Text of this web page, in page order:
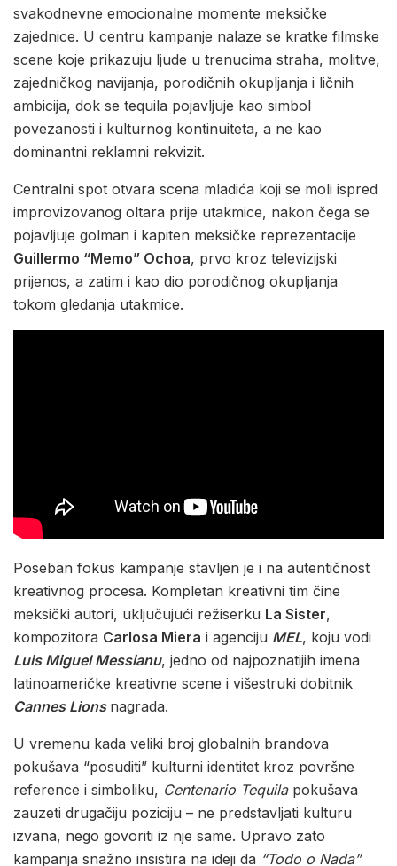
svakodnevne emocionalne momente meksičke
zajednice. U centru kampanje nalaze se kratke filmske
scene koje prikazuju ljude u trenucima straha, molitve,
zajedničkog navijanja, porodičnih okupljanja i ličnih
ambicija, dok se tequila pojavljuje kao simbol
povezanosti i kulturnog kontinuiteta, a ne kao
dominantni reklamni rekvizit.
Centralni spot otvara scena mladića koji se moli ispred
improvizovanog oltara prije utakmice, nakon čega se
pojavljuje golman i kapiten meksičke reprezentacije
Guillermo “Memo” Ochoa, prvo kroz televizijski
prijenos, a zatim i kao dio porodičnog okupljanja
tokom gledanja utakmice.
Poseban fokus kampanje stavljen je i na autentičnost
kreativnog procesa. Kompletan kreativni tim čine
meksički autori, uključujući režiserku La Sister,
kompozitora Carlosa Miera i agenciju MEL, koju vodi
Luis Miguel Messianu, jedno od najpoznatijih imena
latinoameričke kreativne scene i višestruki dobitnik
Cannes Lions nagrada.
U vremenu kada veliki broj globalnih brandova
pokušava “posuditi” kulturni identitet kroz površne
reference i simboliku, Centenario Tequilapokušava
zauzeti drugačiju poziciju – ne predstavljati kulturu
izvana, nego govoriti iz nje same. Upravo zato
kampanja snažno insistira na ideji da “Todo o Nada”